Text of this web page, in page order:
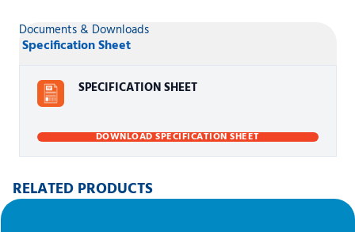
Documents & Downloads
Specification Sheet
SPECIFICATION SHEET
DOWNLOAD SPECIFICATION SHEET
RELATED PRODUCTS